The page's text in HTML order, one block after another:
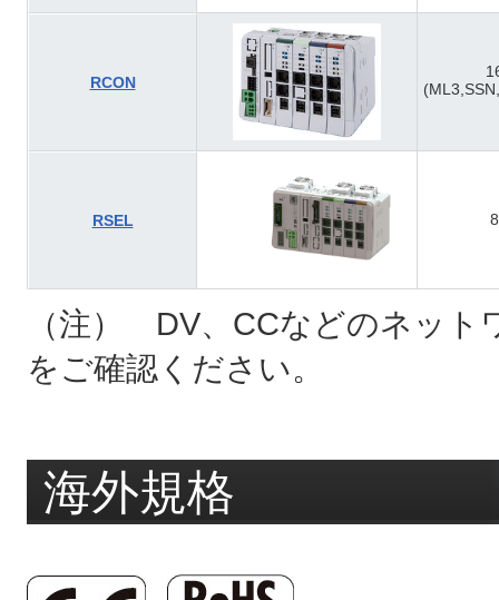
RCON
RSEL 8
（注） DV、CCなどのネット
をご確認ください。
海外規格